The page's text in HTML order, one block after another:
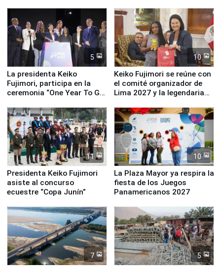
equipamiento para
Serenazgo
5
La presidenta Keiko
Fujimori, participa en la
ceremonia “One Year To Go
10
Keiko Fujimori se reúne con
el comité organizador de
Lima 2027 y la legendaria
11
Presidenta Keiko Fujimori
asiste al concurso
ecuestre “Copa Junín”
10
La Plaza Mayor ya respira la
fiesta de los Juegos
Panamericanos 2027
7 5